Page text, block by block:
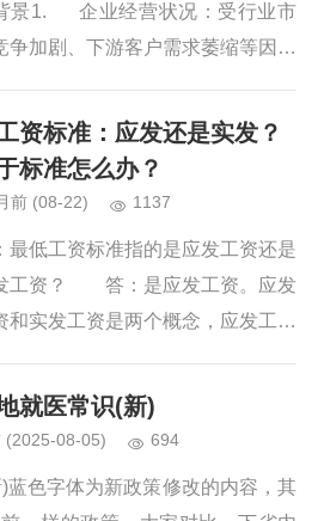
景1. 企业经营状况：受行业市
争加剧、下游客户需求萎缩等因素
资标准：应发还是实发？
标准怎么办？
前 (08-22) 1137
最低工资标准指的是应发工资还是
工资？ 答：是应发工资。应发
和实发工资是两个概念，应发工资
位应当支付给劳动者的工资报酬，
工资不得低于当地的最低工资...
就医常识(新)
(2025-08-05) 694
蓝色字体为新政策修改的内容，其